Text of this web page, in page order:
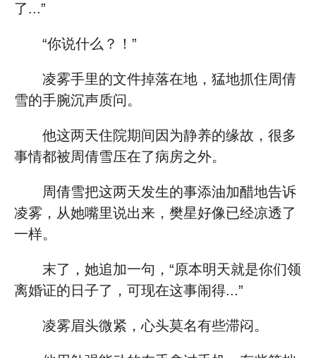
了...”
“你说什么？！”
凌雾手里的文件掉落在地，猛地抓住周倩
雪的手腕沉声质问。
他这两天住院期间因为静养的缘故，很多
事情都被周倩雪压在了病房之外。
周倩雪把这两天发生的事添油加醋地告诉
凌雾，从她嘴里说出来，樊星好像已经凉透了
一样。
末了，她追加一句，“原本明天就是你们领
离婚证的日子了，可现在这事闹得...”
凌雾眉头微紧，心头莫名有些滞闷。